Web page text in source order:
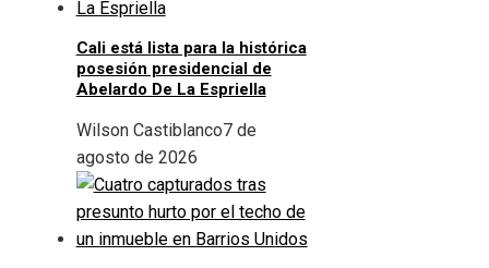
Cali está lista para la histórica
posesión presidencial de
Abelardo De La Espriella
Wilson Castiblanco7 de
agosto de 2026